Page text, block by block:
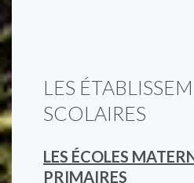
LES
SCOLAIRES
LES ÉCOLES
PRIMAIRES